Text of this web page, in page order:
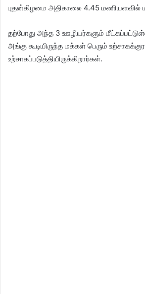
புதன்கிழமை அதிகாலை 4.45 மணியளவில்
தற்போது அந்த 3 ஊழியர்களும்
அங்கு கூடியிருந்த மக்கள் பெரும்
உற்சாகப்படுத்தியிருக்கிறார்கள்.